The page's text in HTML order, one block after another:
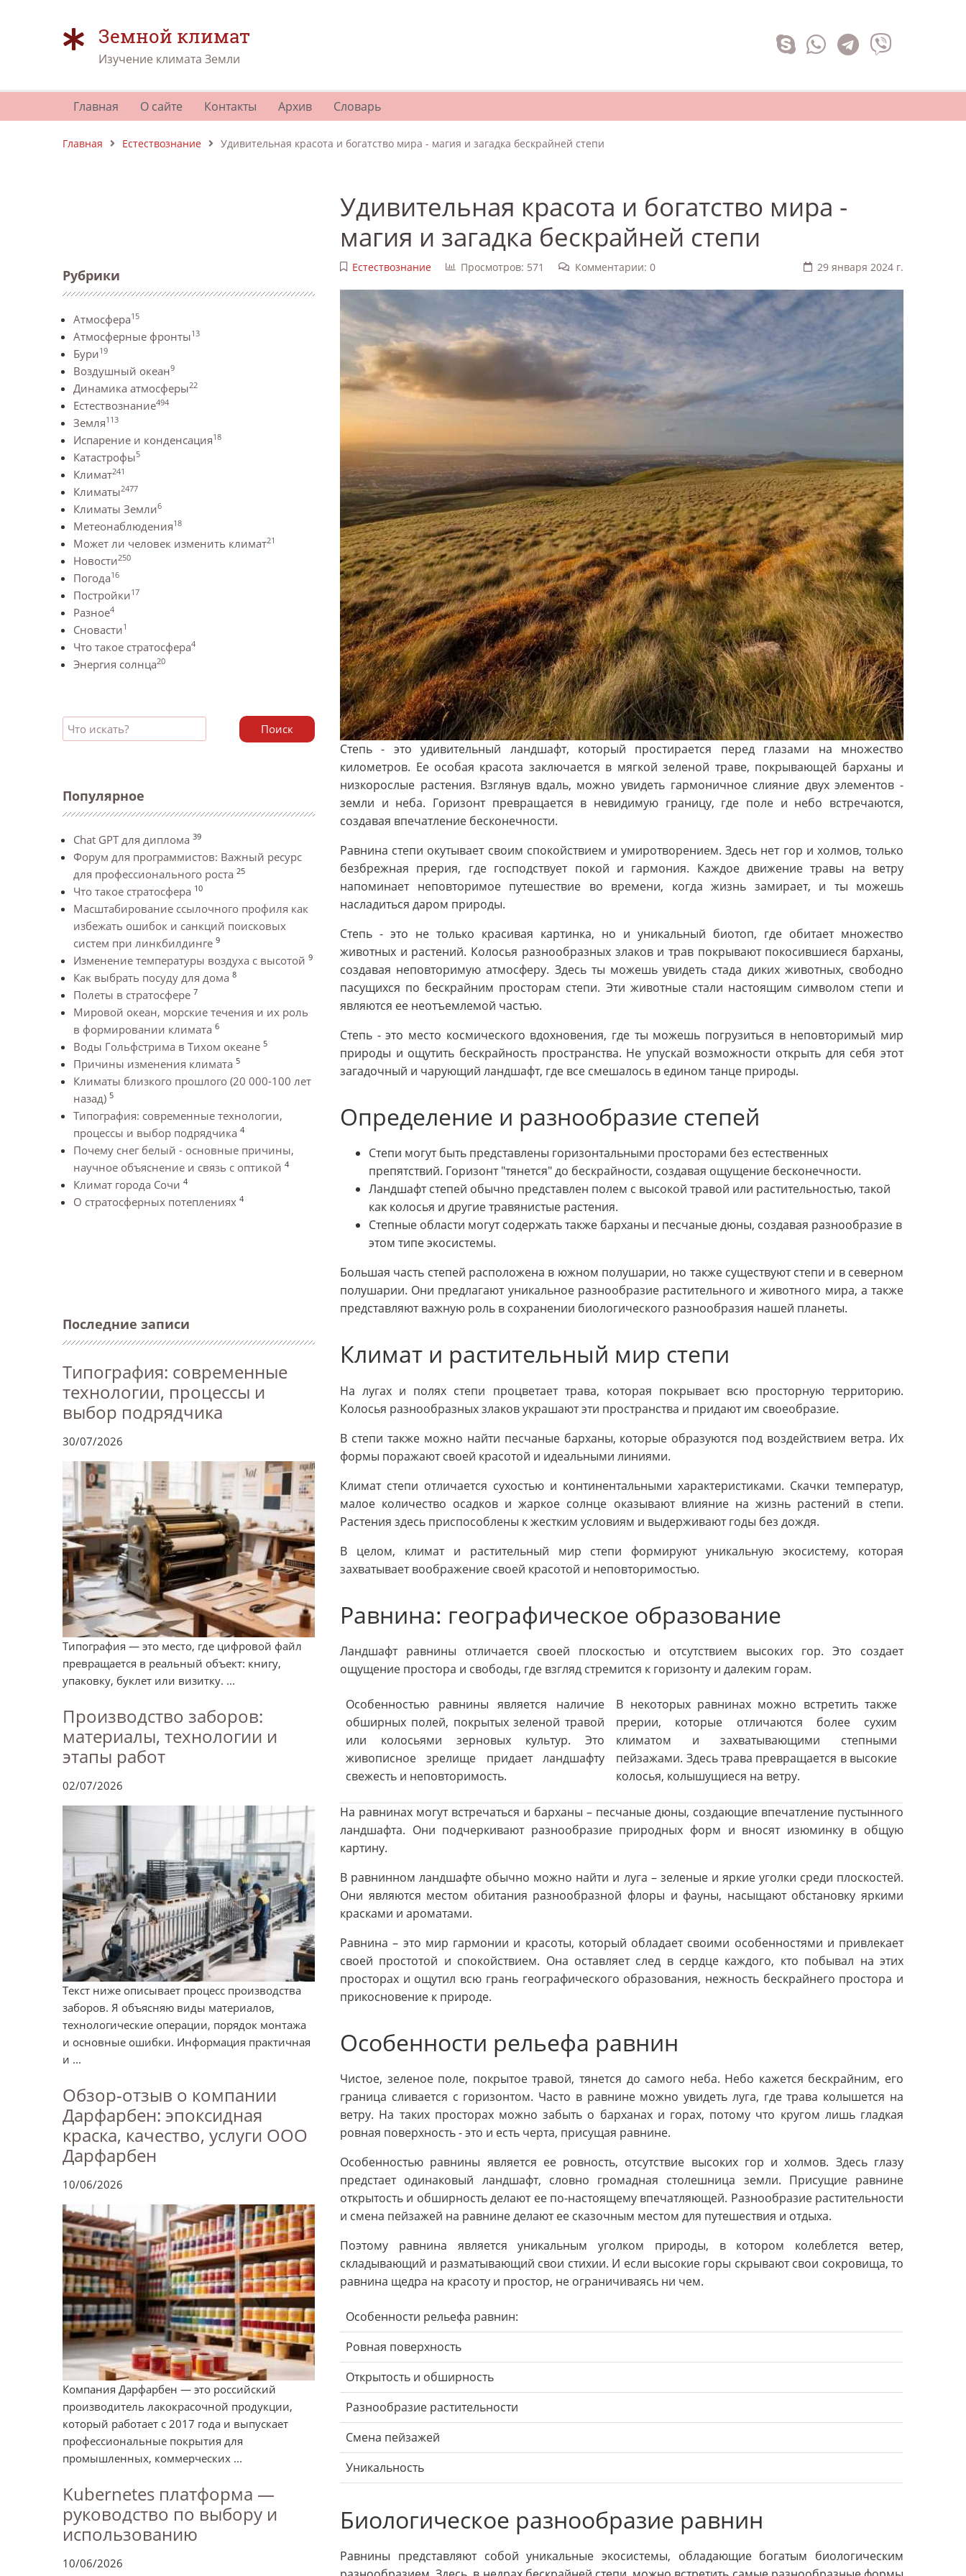
Земной климат
Изучение климата Земли
Главная О сайте Контакты Архив Словарь
Главная Естествознание Удивительная красота и богатство мира - магия и загадка бескрайней степи
Рубрики
Атмосфера15
Атмосферные фронты13
Бури19
Воздушный океан9
Динамика атмосферы22
Естествознание494
Земля113
Испарение и конденсация18
Катастрофы5
Климат241
Климаты2477
Климаты Земли6
Метеонаблюдения18
Может ли человек изменить климат21
Новости250
Погода16
Постройки17
Разное4
Сновасти1
Что такое стратосфера4
Энергия солнца20
Поиск
Популярное
Chat GPT для диплома 39
Форум для программистов: Важный ресурс
для профессионального роста 25
Что такое стратосфера 10
Масштабирование ссылочного профиля как
избежать ошибок и санкций поисковых
систем при линкбилдинге 9
Изменение температуры воздуха с высотой 9
Как выбрать посуду для дома 8
Полеты в стратосфере 7
Мировой океан, морские течения и их роль
в формировании климата 6
Воды Гольфстрима в Тихом океане 5
Причины изменения климата 5
Климаты близкого прошлого (20 000-100 лет
назад) 5
Типография: современные технологии,
процессы и выбор подрядчика 4
Почему снег белый - основные причины,
научное объяснение и связь с оптикой 4
Климат города Сочи 4
О стратосферных потеплениях 4
Последние записи
Типография: современные
технологии, процессы и
выбор подрядчика
30/07/2026
Типография — это место, где цифровой файл
превращается в реальный объект: книгу,
упаковку, буклет или визитку. ...
Производство заборов:
материалы, технологии и
этапы работ
02/07/2026
Текст ниже описывает процесс производства
заборов. Я объясняю виды материалов,
технологические операции, порядок монтажа
и основные ошибки. Информация практичная
и ...
Обзор-отзыв о компании
Дарфарбен: эпоксидная
краска, качество, услуги ООО
Дарфарбен
10/06/2026
Компания Дарфарбен — это российский
производитель лакокрасочной продукции,
который работает с 2017 года и выпускает
профессиональные покрытия для
промышленных, коммерческих ...
Kubernetes платформа —
руководство по выбору и
использованию
10/06/2026
Удивительная красота и богатство мира -
магия и загадка бескрайней степи
Естествознание Просмотров: 571 Комментарии: 0 29 января 2024 г.
Степь - это удивительный ландшафт, который простирается перед глазами на множество
километров. Ее особая красота заключается в мягкой зеленой траве, покрывающей барханы и
низкорослые растения. Взглянув вдаль, можно увидеть гармоничное слияние двух элементов -
земли и неба. Горизонт превращается в невидимую границу, где поле и небо встречаются,
создавая впечатление бесконечности.
Равнина степи окутывает своим спокойствием и умиротворением. Здесь нет гор и холмов, только
безбрежная прерия, где господствует покой и гармония. Каждое движение травы на ветру
напоминает неповторимое путешествие во времени, когда жизнь замирает, и ты можешь
насладиться даром природы.
Степь - это не только красивая картинка, но и уникальный биотоп, где обитает множество
животных и растений. Колосья разнообразных злаков и трав покрывают покосившиеся барханы,
создавая неповторимую атмосферу. Здесь ты можешь увидеть стада диких животных, свободно
пасущихся по бескрайним просторам степи. Эти животные стали настоящим символом степи и
являются ее неотъемлемой частью.
Степь - это место космического вдохновения, где ты можешь погрузиться в неповторимый мир
природы и ощутить бескрайность пространства. Не упускай возможности открыть для себя этот
загадочный и чарующий ландшафт, где все смешалось в едином танце природы.
Определение и разнообразие степей
Степи могут быть представлены горизонтальными просторами без естественных
препятствий. Горизонт "тянется" до бескрайности, создавая ощущение бесконечности.
Ландшафт степей обычно представлен полем с высокой травой или растительностью, такой
как колосья и другие травянистые растения.
Степные области могут содержать также барханы и песчаные дюны, создавая разнообразие в
этом типе экосистемы.
Большая часть степей расположена в южном полушарии, но также существуют степи и в северном
полушарии. Они предлагают уникальное разнообразие растительного и животного мира, а также
представляют важную роль в сохранении биологического разнообразия нашей планеты.
Климат и растительный мир степи
На лугах и полях степи процветает трава, которая покрывает всю просторную территорию.
Колосья разнообразных злаков украшают эти пространства и придают им своеобразие.
В степи также можно найти песчаные барханы, которые образуются под воздействием ветра. Их
формы поражают своей красотой и идеальными линиями.
Климат степи отличается сухостью и континентальными характеристиками. Скачки температур,
малое количество осадков и жаркое солнце оказывают влияние на жизнь растений в степи.
Растения здесь приспособлены к жестким условиям и выдерживают годы без дождя.
В целом, климат и растительный мир степи формируют уникальную экосистему, которая
захватывает воображение своей красотой и неповторимостью.
Равнина: географическое образование
Ландшафт равнины отличается своей плоскостью и отсутствием высоких гор. Это создает
ощущение простора и свободы, где взгляд стремится к горизонту и далеким горам.
Особенностью равнины является наличие
обширных полей, покрытых зеленой травой
или колосьями зерновых культур. Это
живописное зрелище придает ландшафту
свежесть и неповторимость.
В некоторых равнинах можно встретить также
прерии, которые отличаются более сухим
климатом и захватывающими степными
пейзажами. Здесь трава превращается в высокие
колосья, колышущиеся на ветру.
На равнинах могут встречаться и барханы – песчаные дюны, создающие впечатление пустынного
ландшафта. Они подчеркивают разнообразие природных форм и вносят изюминку в общую
картину.
В равнинном ландшафте обычно можно найти и луга – зеленые и яркие уголки среди плоскостей.
Они являются местом обитания разнообразной флоры и фауны, насыщают обстановку яркими
красками и ароматами.
Равнина – это мир гармонии и красоты, который обладает своими особенностями и привлекает
своей простотой и спокойствием. Она оставляет след в сердце каждого, кто побывал на этих
просторах и ощутил всю грань географического образования, нежность бескрайнего простора и
прикосновение к природе.
Особенности рельефа равнин
Чистое, зеленое поле, покрытое травой, тянется до самого неба. Небо кажется бескрайним, его
граница сливается с горизонтом. Часто в равнине можно увидеть луга, где трава колышется на
ветру. На таких просторах можно забыть о барханах и горах, потому что кругом лишь гладкая
ровная поверхность - это и есть черта, присущая равнине.
Особенностью равнины является ее ровность, отсутствие высоких гор и холмов. Здесь глазу
предстает одинаковый ландшафт, словно громадная столешница земли. Присущие равнине
открытость и обширность делают ее по-настоящему впечатляющей. Разнообразие растительности
и смена пейзажей на равнине делают ее сказочным местом для путешествия и отдыха.
Поэтому равнина является уникальным уголком природы, в котором колеблется ветер,
складывающий и разматывающий свои стихии. И если высокие горы скрывают свои сокровища, то
равнина щедра на красоту и простор, не ограничиваясь ни чем.
Особенности рельефа равнин:
Ровная поверхность
Открытость и обширность
Разнообразие растительности
Смена пейзажей
Уникальность
Биологическое разнообразие равнин
Равнины представляют собой уникальные экосистемы, обладающие богатым биологическим